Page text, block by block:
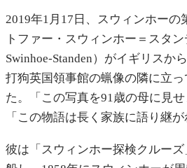
2019年1月17日、スウィンホーの
トファー・スウィンホー＝スタ
Swinhoe-Standen）がイギリスか
打狗英国領事館の蝋像の隣に立
た。「この写真を91歳の母に見せ
「この物語は長く家族に語り継が
彼は「スウィンホー探検クルー